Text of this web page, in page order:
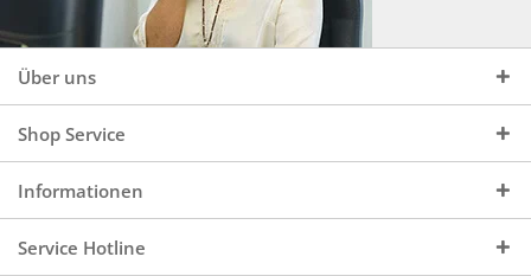
Über uns
Shop Service
Informationen
Service Hotline